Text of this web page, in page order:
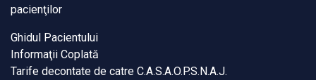
pacienţilor
Ghidul Pacientului
Informaţii Coplată
Tarife decontate de catre C.A.S.A.O.P.S.N.A.J.